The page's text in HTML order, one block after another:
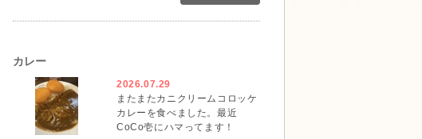
カレー
2026.07.29
またまたカニクリームコロッケ
カレーを食べました。最近
CoCo壱にハマってます！